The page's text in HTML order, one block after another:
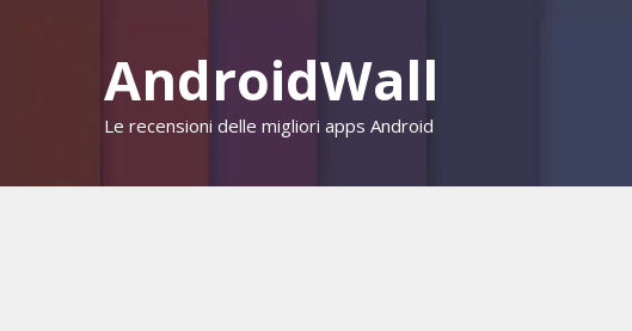
AndroidWall
Le recensioni delle migliori apps Android